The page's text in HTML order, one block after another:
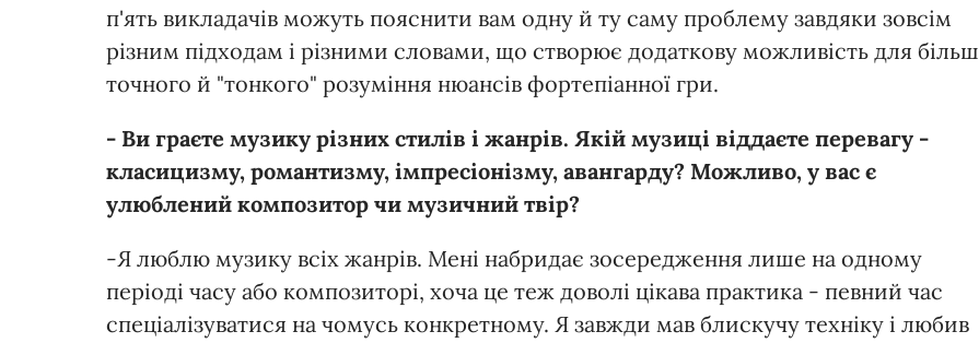
п'ять викладачів можуть пояснити вам одну й ту саму проблему завдяки зовсім
різним підходам і різними словами, що створює додаткову можливість для більш
точного й "тонкого" розуміння нюансів фортепіанної гри.
- Ви граєте музику різних стилів і жанрів. Якій музиці віддаєте перевагу -
класицизму, романтизму, імпресіонізму, авангарду? Можливо, у вас є
улюблений композитор чи музичний твір?
-Я люблю музику всіх жанрів. Мені набридає зосередження лише на одному
періоді часу або композиторі, хоча це теж доволі цікава практика - певний час
спеціалізуватися на чомусь конкретному. Я завжди мав блискучу техніку і любив